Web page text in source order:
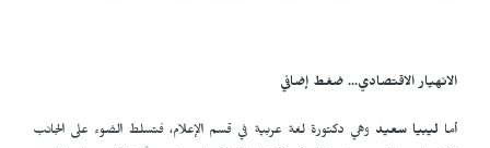
الانهيار الاقتصادي... ضغط إضافي
أما ليبيا سعيد وهي دكتورة لغة عربية في قسم الإعلام، فتسلط الضوء على الجانب